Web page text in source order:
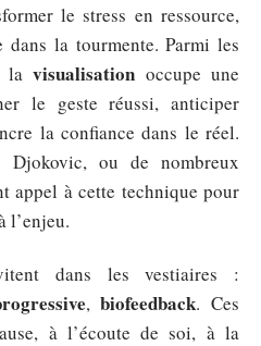
le stress en ressource,
dans la tourmente. Parmi les
lavisualisation occupe une
le geste réussi, anticiper
la confiance dans le réel.
Djokovic, ou de nombreux
appel à cette technique pour
l’enjeu.
dans les vestiaires :
,biofeedback. Ces
à l’écoute de soi, à la